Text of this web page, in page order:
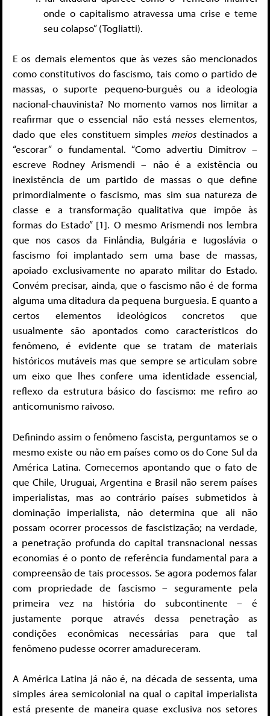
onde o capitalismo atravessa uma crise e teme
seu colapso” (Togliatti).
E os demais elementos que às vezes são mencionados
como constitutivos do fascismo, tais como o partido de
massas, o suporte pequeno-burguês ou a ideologia
nacional-chauvinista? No momento vamos nos limitar a
reafirmar que o essencial não está nesses elementos,
dado que eles constituem simplesmeios destinados a
“escorar” o fundamental. “Como advertiu Dimitrov –
escreve Rodney Arismendi – não é a existência ou
inexistência de um partido de massas o que define
primordialmente o fascismo, mas sim sua natureza de
classe e a transformação qualitativa que impõe às
formas do Estado” [1]. O mesmo Arismendi nos lembra
que nos casos da Finlândia, Bulgária e Iugoslávia o
fascismo foi implantado sem uma base de massas,
apoiado exclusivamente no aparato militar do Estado.
Convém precisar, ainda, que o fascismo não é de forma
alguma uma ditadura da pequena burguesia. E quanto a
certos elementos ideológicos concretos que
usualmente são apontados como característicos do
fenômeno, é evidente que se tratam de materiais
históricos mutáveis mas que sempre se articulam sobre
um eixo que lhes confere uma identidade essencial,
reflexo da estrutura básico do fascismo: me refiro ao
anticomunismo raivoso.
Definindo assim o fenômeno fascista, perguntamos se o
mesmo existe ou não em países como os do Cone Sul da
América Latina. Comecemos apontando que o fato de
que Chile, Uruguai, Argentina e Brasil não serem países
imperialistas, mas ao contrário países submetidos à
dominação imperialista, não determina que ali não
possam ocorrer processos de fascistização; na verdade,
a penetração profunda do capital transnacional nessas
economias é o ponto de referência fundamental para a
compreensão de tais processos. Se agora podemos falar
com propriedade de fascismo – seguramente pela
primeira vez na história do subcontinente – é
justamente porque através dessa penetração as
condições econômicas necessárias para que tal
fenômeno pudesse ocorrer amadureceram.
A América Latina já não é, na década de sessenta, uma
simples área semicolonial na qual o capital imperialista
está presente de maneira quase exclusiva nos setores